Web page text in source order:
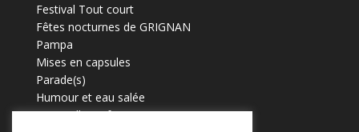
Festival Tout court
Fêtes nocturnes de GRIGNAN
Pampa
Mises en capsules
Parade(s)
Humour et eau salée
Marmaille en fugues